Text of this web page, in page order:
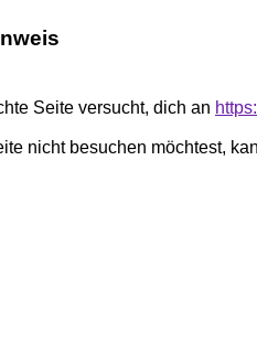
Seite versucht, dich an
nicht besuchen möchtest,